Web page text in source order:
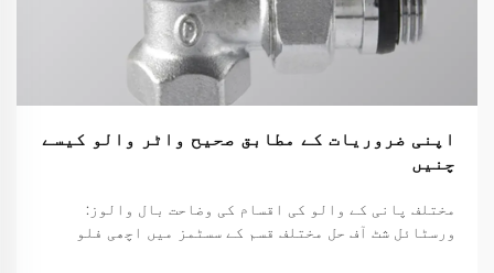
اپنی ضروریات کے مطابق صحیح واٹر والو کیسے
چنیں
مختلف پانی کے والو کی اقسام کی وضاحت بال والوز:
ورسٹائل شٹ آف حل مختلف قسم کے سسٹمز میں اچھی فلو